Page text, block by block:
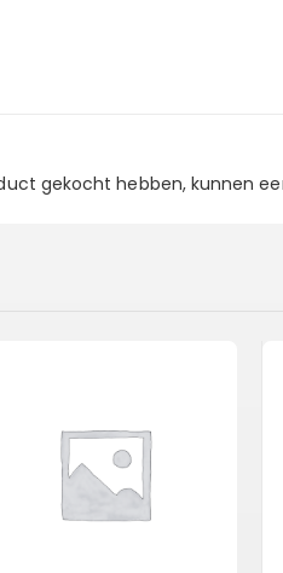
gekocht hebben, kunnen